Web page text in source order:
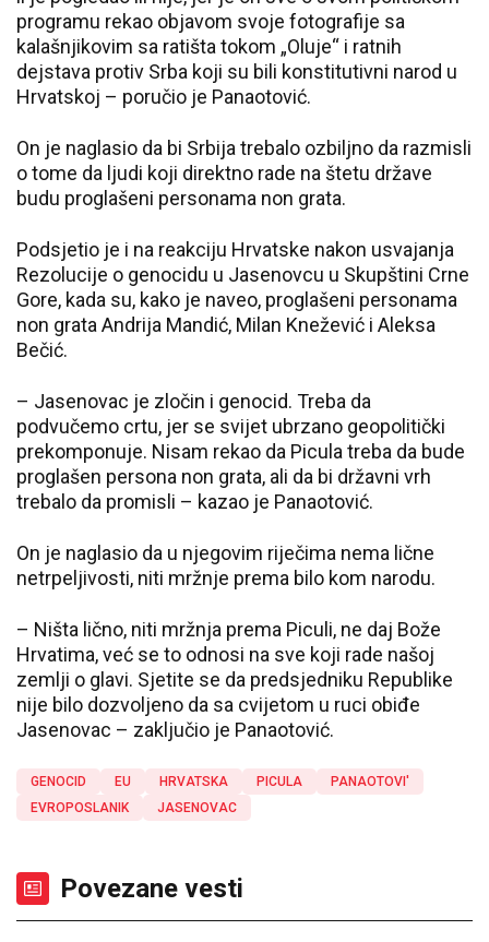
programu rekao objavom svoje fotografije sa
kalašnjikovim sa ratišta tokom „Oluje“ i ratnih
dejstava protiv Srba koji su bili konstitutivni narod u
Hrvatskoj – poručio je Panaotović.
On je naglasio da bi Srbija trebalo ozbiljno da razmisli
o tome da ljudi koji direktno rade na štetu države
budu proglašeni personama non grata.
Podsjetio je i na reakciju Hrvatske nakon usvajanja
Rezolucije o genocidu u Jasenovcu u Skupštini Crne
Gore, kada su, kako je naveo, proglašeni personama
non grata Andrija Mandić, Milan Knežević i Aleksa
Bečić.
– Jasenovac je zločin i genocid. Treba da
podvučemo crtu, jer se svijet ubrzano geopolitički
prekomponuje. Nisam rekao da Picula treba da bude
proglašen persona non grata, ali da bi državni vrh
trebalo da promisli – kazao je Panaotović.
On je naglasio da u njegovim riječima nema lične
netrpeljivosti, niti mržnje prema bilo kom narodu.
– Ništa lično, niti mržnja prema Piculi, ne daj Bože
Hrvatima, već se to odnosi na sve koji rade našoj
zemlji o glavi. Sjetite se da predsjedniku Republike
nije bilo dozvoljeno da sa cvijetom u ruci obiđe
Jasenovac – zaključio je Panaotović.
GENOCID EU HRVATSKA PICULA
PANAOTOVI'
EVROPOSLANIK
JASENOVAC
Povezane vesti